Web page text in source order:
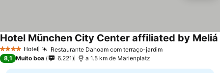
4 EstrelasHotel Restaurante Dahoam com terraço-jardim
Hotel München City Center affiliated by Meliá
8,1 Muito boa 6.221 a 1.5 km de Marienplatz